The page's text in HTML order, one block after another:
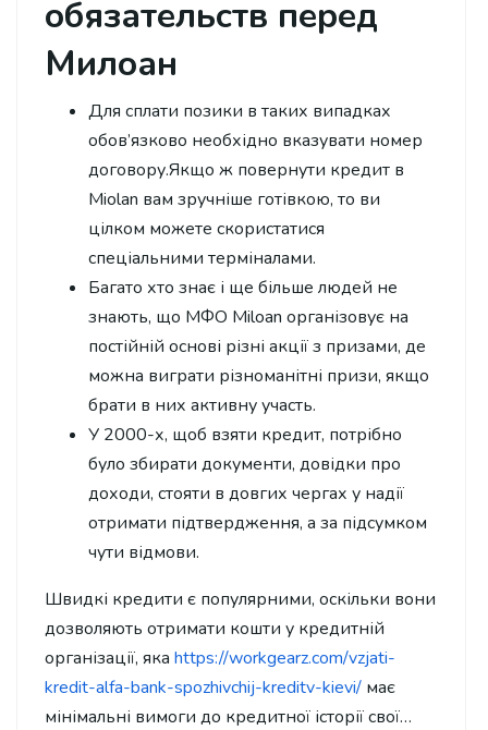
обязательств перед
Милоан
Для сплати позики в таких випадках
обов’язково необхідно вказувати номер
договору.Якщо ж повернути кредит в
Miolan вам зручніше готівкою, то ви
цілком можете скористатися
спеціальними терміналами.
Багато хто знає і ще більше людей не
знають, що МФО Miloan організовує на
постійній основі різні акції з призами, де
можна виграти різноманітні призи, якщо
брати в них активну участь.
У 2000-х, щоб взяти кредит, потрібно
було збирати документи, довідки про
доходи, стояти в довгих чергах у надії
отримати підтвердження, а за підсумком
чути відмови.
Швидкі кредити є популярними, оскільки вони
дозволяють отримати кошти у кредитній
організації, яка https://workgearz.com/vzjati-
kredit-alfa-bank-spozhivchij-kreditv-kievi/ має
мінімальні вимоги до кредитної історії свої…